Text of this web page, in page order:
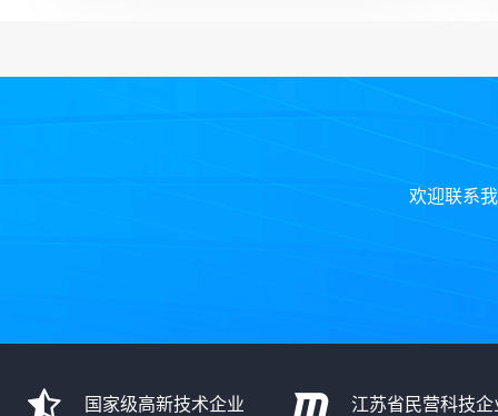
欢迎联系
国家级高新技术企业 江苏省民营科技企